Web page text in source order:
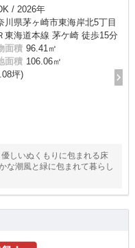
/ 2026年
川県茅ヶ崎市東海岸北5丁目
東海道本線 茅ケ崎 徒歩15分
面積 96.41㎡
面積 106.06㎡
坪)
しいぬくもりに包まれる床
な潮風と緑に包まれて暮らし